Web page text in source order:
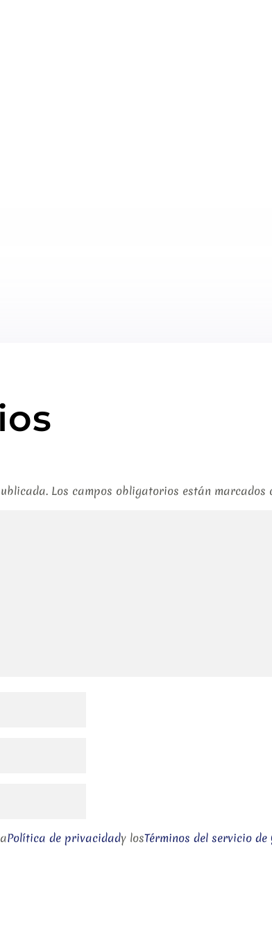
Los campos obligatorios están marcados
Política de privacidady losTérminos del servicio de